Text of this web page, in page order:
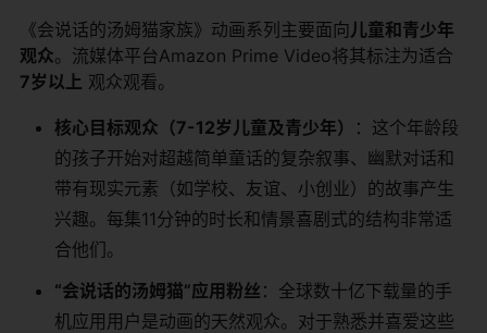
《会说话的汤姆猫家族》动画系列主要面向 儿童和青少年
观众。流媒体平台Amazon Prime Video将其标注为适合
7岁以上 ​ 观众观看。
核心目标观众（7-12岁儿童及青少年）
：这个年龄段
的孩子开始对超越简单童话的复杂叙事、幽默对话和
带有现实元素（如学校、友谊、小创业）的故事产生
兴趣。每集11分钟的时长和情景喜剧式的结构非常适
合他们。
“会说话的汤姆猫”应用粉丝 ：全球数十亿下载量的手
机应用用户是动画的天然观众。对于熟悉并喜爱这些